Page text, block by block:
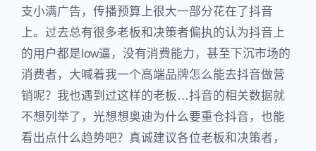
支小满广告，传播预算上很大一部分花在了抖音
上。过去总有很多老板和决策者偏执的认为抖音上
的用户都是low逼，没有消费能力，甚至下沉市场的
消费者，大喊着我一个高端品牌怎么能去抖音做营
销呢？我也遇到过这样的老板…抖音的相关数据就
不想列举了，光想想奥迪为什么要重仓抖音，也能
看出点什么趋势吧？真诚建议各位老板和决策者，